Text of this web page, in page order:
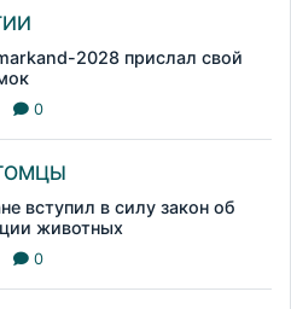
2028 прислал свой
0
вступил в силу закон об
животных
0